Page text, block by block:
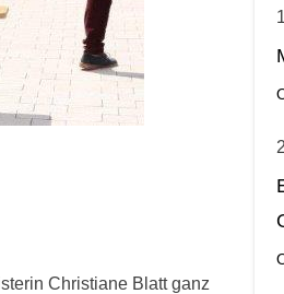
Christiane Blatt ganz